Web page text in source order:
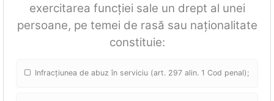
exercitarea funcției sale un drept al unei
persoane, pe temei de rasă sau naționalitate
constituie:
Infracțiunea de abuz în serviciu (art. 297 alin. 1 Cod penal);